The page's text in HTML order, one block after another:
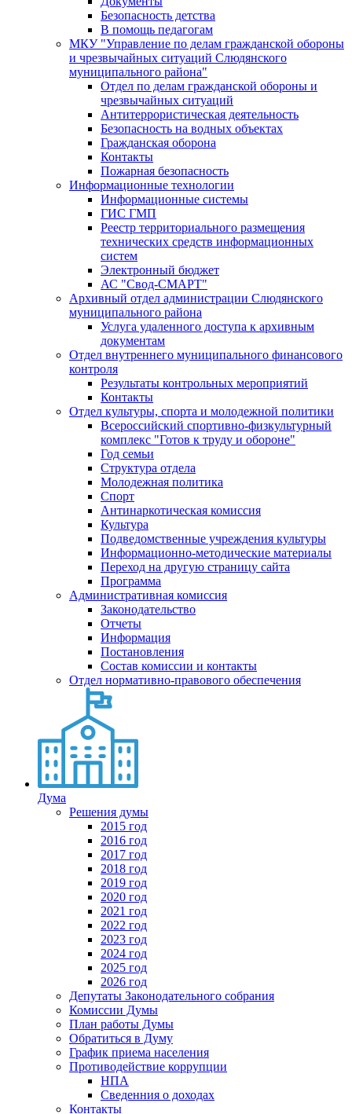
Безопасность детства
В помощь педагогам
МКУ "Управление по делам гражданской обороны
и чрезвычайных ситуаций Слюдянского
муниципального района"
Отдел по делам гражданской обороны и
чрезвычайных ситуаций
Антитеррористическая деятельность
Безопасность на водных объектах
Гражданская оборона
Контакты
Пожарная безопасность
Информационные технологии
Информационные системы
ГИС ГМП
Реестр территориального размещения
технических средств информационных
систем
Электронный бюджет
АС "Свод-СМАРТ"
Архивный отдел администрации Слюдянского
муниципального района
Услуга удаленного доступа к архивным
документам
Отдел внутреннего муниципального финансового
контроля
Результаты контрольных мероприятий
Контакты
Отдел культуры, спорта и молодежной политики
Всероссийский спортивно-физкультурный
комплекс "Готов к труду и обороне"
Год семьи
Структура отдела
Молодежная политика
Спорт
Антинаркотическая комиссия
Культура
Подведомственные учреждения культуры
Информационно-методические материалы
Переход на другую страницу сайта
Программа
Административная комиссия
Законодательство
Отчеты
Информация
Постановления
Состав комиссии и контакты
Отдел нормативно-правового обеспечения
Дума
Решения думы
2015 год
2016 год
2017 год
2018 год
2019 год
2020 год
2021 год
2022 год
2023 год
2024 год
2025 год
2026 год
Депутаты Законодательного собрания
Комиссии Думы
План работы Думы
Обратиться в Думу
График приема населения
Противодействие коррупции
НПА
Сведенния о доходах
Контакты